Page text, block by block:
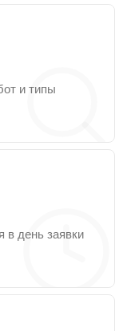
и типы
в день заявки